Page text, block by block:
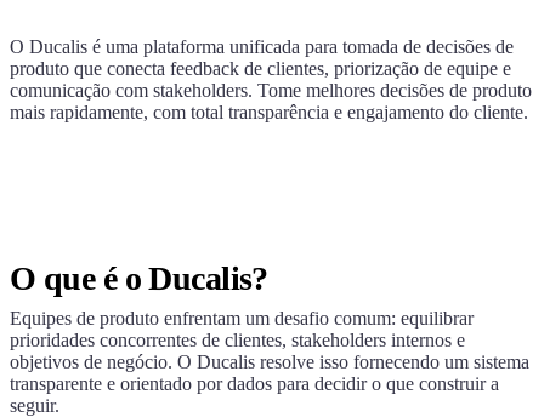
O Ducalis é uma plataforma unificada para tomada de decisões de
produto que conecta feedback de clientes, priorização de equipe e
comunicação com stakeholders. Tome melhores decisões de produto
mais rapidamente, com total transparência e engajamento do cliente.
O que é o Ducalis?
Equipes de produto enfrentam um desafio comum: equilibrar
prioridades concorrentes de clientes, stakeholders internos e
objetivos de negócio. O Ducalis resolve isso fornecendo um sistema
transparente e orientado por dados para decidir o que construir a
seguir.